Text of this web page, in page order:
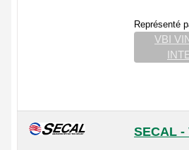
Représenté
VBI
SECAL -